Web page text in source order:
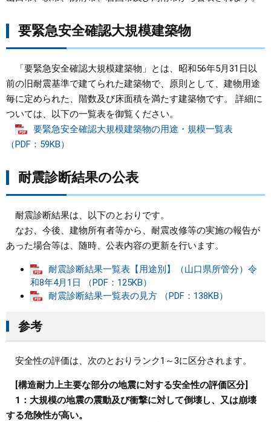
要緊急安全確認大規模建築物
「要緊急安全確認大規模建築物」とは、昭和56年5月31日以
前の旧耐震基準で建てられた建築物で、原則として、建物用途
毎に定められた、階数及び床面積を満たす建築物です。 詳細に
ついては、以下の一覧表を御覧ください。
要緊急安全確認大規模建築物の用途・規模一覧表
（PDF：59KB）
耐震診断結果の公表
耐震診断結果は、以下のとおりです。
なお、今後、建物所有者等から、耐震改修等の実施の報告が
あった場合等は、随時、公表内容の更新を行います。
耐震診断結果一覧表【用途別】（山口県所管分）令
和8年4月1日 （PDF：125KB）
耐震診断結果一覧表の見方 （PDF：138KB）
参考
安全性の評価は、次のとおりランク1～3に区分されます。
[構造耐力上主要な部分の地震に対する安全性の評価区分]
1：大規模の地震の震動及び衝撃に対して倒壊し、又は崩壊
する危険性が高い。